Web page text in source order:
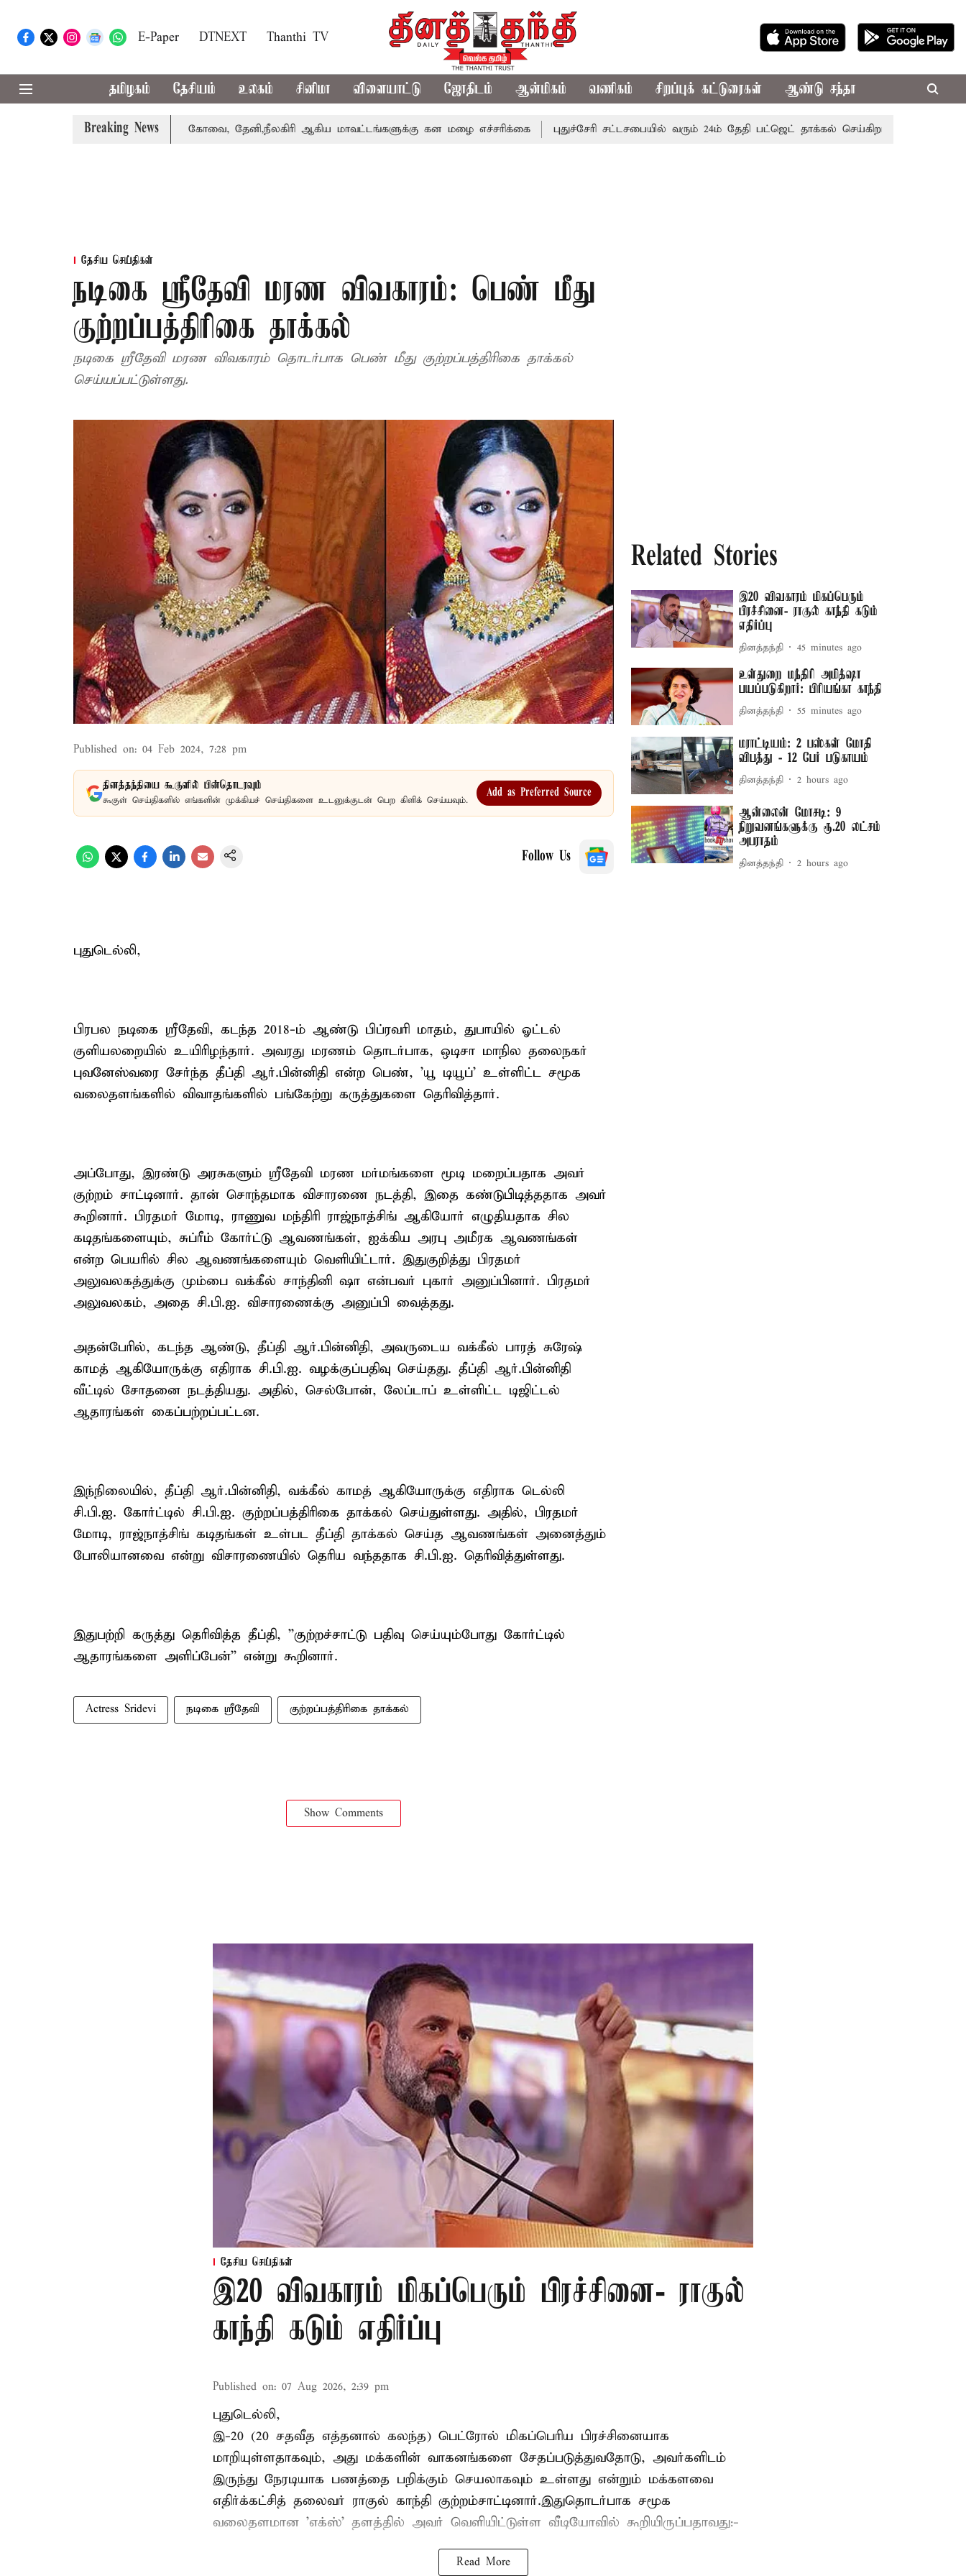
E-Paper DTNEXT Thanthi TV
தமிழகம் தேசியம் உலகம் சினிமா விளையாட்டு ஜோதிடம் ஆன்மிகம் வணிகம் சிறப்புக் கட்டுரைகள் ஆண்டு சந்தா
Breaking News
வாபஸ் பெற்றார் சங்கீதா கோவை, தேனி,நீலகிரி ஆகிய மாவட்டங்களுக்கு கன மழை எச்சரிக்கை புதுச்சேரி சட்டசபையில் வரும் 24ம் தேதி பட்ஜெட் தாக்கல் செய்கிறார் முதல்-அமைச்சர்
தேசிய செய்திகள்
நடிகை ஸ்ரீதேவி மரண விவகாரம்: பெண் மீது
குற்றப்பத்திரிகை தாக்கல்
நடிகை ஸ்ரீதேவி மரண விவகாரம் தொடர்பாக பெண் மீது குற்றப்பத்திரிகை தாக்கல்
செய்யப்பட்டுள்ளது.
Published on: 04 Feb 2024, 7:28 pm
தினத்தந்தியை கூகுளில் பின்தொடரவும்
கூகுள் செய்திகளில் எங்களின் முக்கியச் செய்திகளை உடனுக்குடன் பெற கிளிக் செய்யவும்.
Add as Preferred Source
Follow Us
புதுடெல்லி,
பிரபல நடிகை ஸ்ரீதேவி, கடந்த 2018-ம் ஆண்டு பிப்ரவரி மாதம், துபாயில் ஓட்டல்
குளியலறையில் உயிரிழந்தார். அவரது மரணம் தொடர்பாக, ஒடிசா மாநில தலைநகர்
புவனேஸ்வரை சேர்ந்த தீப்தி ஆர்.பின்னிதி என்ற பெண், 'யூ டியூப்' உள்ளிட்ட சமூக
வலைதளங்களில் விவாதங்களில் பங்கேற்று கருத்துகளை தெரிவித்தார்.
அப்போது, இரண்டு அரசுகளும் ஸ்ரீதேவி மரண மர்மங்களை மூடி மறைப்பதாக அவர்
குற்றம் சாட்டினார். தான் சொந்தமாக விசாரணை நடத்தி, இதை கண்டுபிடித்ததாக அவர்
கூறினார். பிரதமர் மோடி, ராணுவ மந்திரி ராஜ்நாத்சிங் ஆகியோர் எழுதியதாக சில
கடிதங்களையும், சுப்ரீம் கோர்ட்டு ஆவணங்கள், ஐக்கிய அரபு அமீரக ஆவணங்கள்
என்ற பெயரில் சில ஆவணங்களையும் வெளியிட்டார். இதுகுறித்து பிரதமர்
அலுவலகத்துக்கு மும்பை வக்கீல் சாந்தினி ஷா என்பவர் புகார் அனுப்பினார். பிரதமர்
அலுவலகம், அதை சி.பி.ஐ. விசாரணைக்கு அனுப்பி வைத்தது.
அதன்பேரில், கடந்த ஆண்டு, தீப்தி ஆர்.பின்னிதி, அவருடைய வக்கீல் பாரத் சுரேஷ்
காமத் ஆகியோருக்கு எதிராக சி.பி.ஐ. வழக்குப்பதிவு செய்தது. தீப்தி ஆர்.பின்னிதி
வீட்டில் சோதனை நடத்தியது. அதில், செல்போன், லேப்டாப் உள்ளிட்ட டிஜிட்டல்
ஆதாரங்கள் கைப்பற்றப்பட்டன.
இந்நிலையில், தீப்தி ஆர்.பின்னிதி, வக்கீல் காமத் ஆகியோருக்கு எதிராக டெல்லி
சி.பி.ஐ. கோர்ட்டில் சி.பி.ஐ. குற்றப்பத்திரிகை தாக்கல் செய்துள்ளது. அதில், பிரதமர்
மோடி, ராஜ்நாத்சிங் கடிதங்கள் உள்பட தீப்தி தாக்கல் செய்த ஆவணங்கள் அனைத்தும்
போலியானவை என்று விசாரணையில் தெரிய வந்ததாக சி.பி.ஐ. தெரிவித்துள்ளது.
இதுபற்றி கருத்து தெரிவித்த தீப்தி, ''குற்றச்சாட்டு பதிவு செய்யும்போது கோர்ட்டில்
ஆதாரங்களை அளிப்பேன்'' என்று கூறினார்.
Actress Sridevi நடிகை ஸ்ரீதேவி குற்றப்பத்திரிகை தாக்கல்
Show Comments
Related Stories
இ20 விவகாரம் மிகப்பெரும்
பிரச்சினை- ராகுல் காந்தி கடும்
எதிர்ப்பு
தினத்தந்தி 45 minutes ago
உள்துறை மந்திரி அமித்ஷா
பயப்படுகிறார்: பிரியங்கா காந்தி
தினத்தந்தி 55 minutes ago
மராட்டியம்: 2 பஸ்கள் மோதி
விபத்து - 12 பேர் படுகாயம்
தினத்தந்தி 2 hours ago
ஆன்லைன் மோசடி: 9
நிறுவனங்களுக்கு ரூ.20 லட்சம்
அபராதம்
தினத்தந்தி 2 hours ago
தேசிய செய்திகள்
இ20 விவகாரம் மிகப்பெரும் பிரச்சினை- ராகுல்
காந்தி கடும் எதிர்ப்பு
Published on: 07 Aug 2026, 2:39 pm
புதுடெல்லி,
இ-20 (20 சதவீத எத்தனால் கலந்த) பெட்ரோல் மிகப்பெரிய பிரச்சினையாக
மாறியுள்ளதாகவும், அது மக்களின் வாகனங்களை சேதப்படுத்துவதோடு, அவர்களிடம்
இருந்து நேரடியாக பணத்தை பறிக்கும் செயலாகவும் உள்ளது என்றும் மக்களவை
எதிர்க்கட்சித் தலைவர் ராகுல் காந்தி குற்றம்சாட்டினார்.இதுதொடர்பாக சமூக
வலைதளமான 'எக்ஸ்' தளத்தில் அவர் வெளியிட்டுள்ள வீடியோவில் கூறியிருப்பதாவது:-
Read More